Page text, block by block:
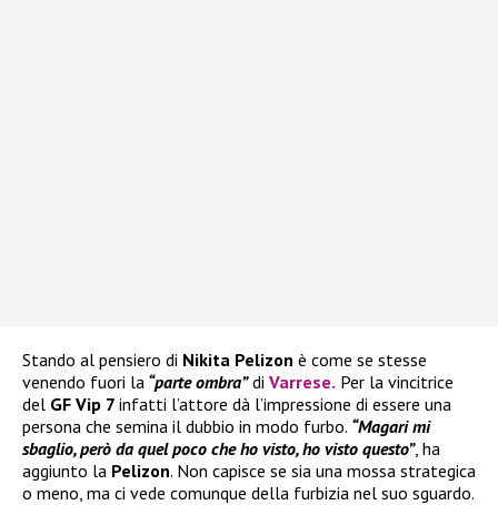
Stando al pensiero di Nikita Pelizon è come se stesse
venendo fuori la “parte ombra”di Varrese. Per la vincitrice
del GF Vip 7 infatti l’attore dà l’impressione di essere una
persona che semina il dubbio in modo furbo. “Magari mi
sbaglio, però da quel poco che ho visto, ho visto questo”, ha
aggiunto la Pelizon. Non capisce se sia una mossa strategica
o meno, ma ci vede comunque della furbizia nel suo sguardo.